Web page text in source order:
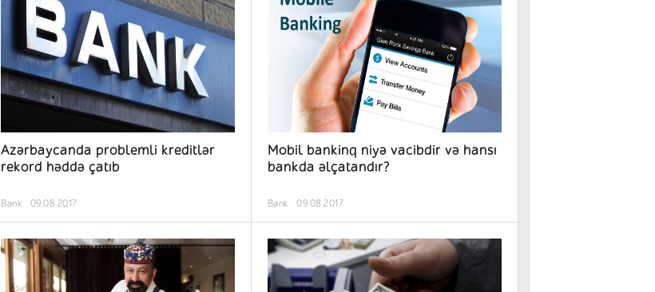
Azərbaycanda problemli kreditlər
rekord həddə çatıb
Bank 09.08.2017
Mobil bankinq niyə vacibdir və hansı
bankda əlçatandır?
Bank 09.08.2017